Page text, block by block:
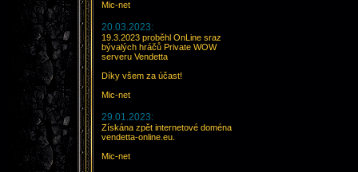
Mic-net
20.03.2023:
19.3.2023 proběhl OnLine sraz
bývalých hráčů Private WOW
serveru Vendetta
Díky všem za účast!
Mic-net
29.01.2023:
Získána zpět internetové doména
vendetta-online.eu.
Mic-net